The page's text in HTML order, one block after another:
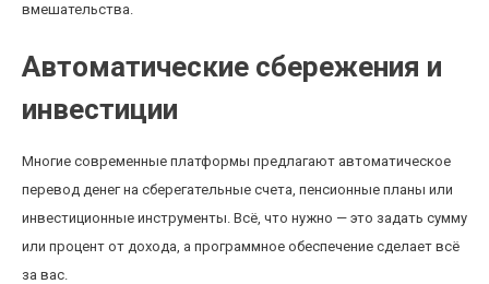
вмешательства.
Автоматические сбережения и
инвестиции
Многие современные платформы предлагают автоматическое
перевод денег на сберегательные счета, пенсионные планы или
инвестиционные инструменты. Всё, что нужно — это задать сумму
или процент от дохода, а программное обеспечение сделает всё
за вас.